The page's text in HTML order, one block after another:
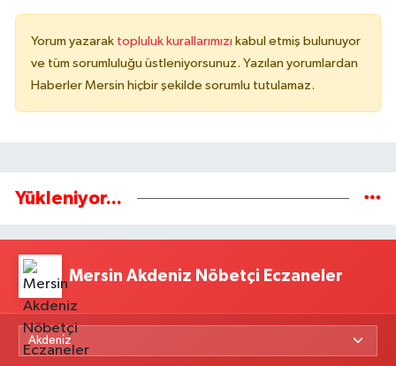
Yorum yazarak topluluk kurallarımızı kabul etmiş bulunuyor
ve tüm sorumluluğu üstleniyorsunuz. Yazılan yorumlardan
Haberler Mersin hiçbir şekilde sorumlu tutulamaz.
Yükleniyor...
Mersin Akdeniz Nöbetçi Eczaneler